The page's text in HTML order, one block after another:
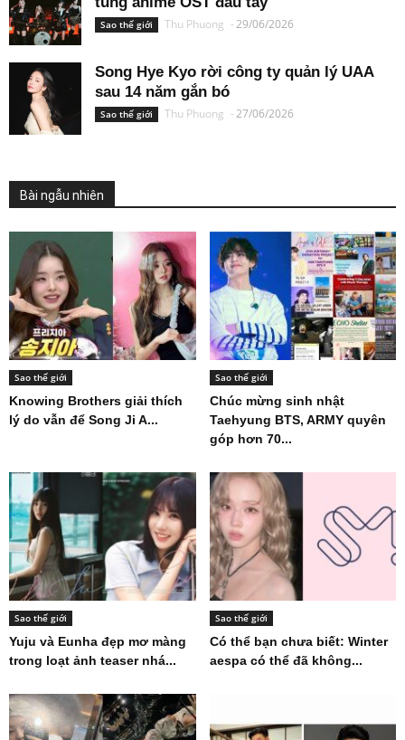
Sao thế giới Thu Phuong -29/06/2026
Song Hye Kyo rời công ty quản lý UAA
sau 14 năm gắn bó
Sao thế giới Thu Phuong -27/06/2026
Bài ngẫu nhiên
Sao thế giới
Knowing Brothers giải thích
lý do vẫn để Song Ji A...
Sao thế giới
Chúc mừng sinh nhật
Taehyung BTS, ARMY quyên
góp hơn 70...
Sao thế giới
Yuju và Eunha đẹp mơ màng
trong loạt ảnh teaser nhá...
Sao thế giới
Có thể bạn chưa biết: Winter
aespa có thể đã không...